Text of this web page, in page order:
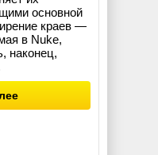
основной
краев —
в Nuke,
наконец,